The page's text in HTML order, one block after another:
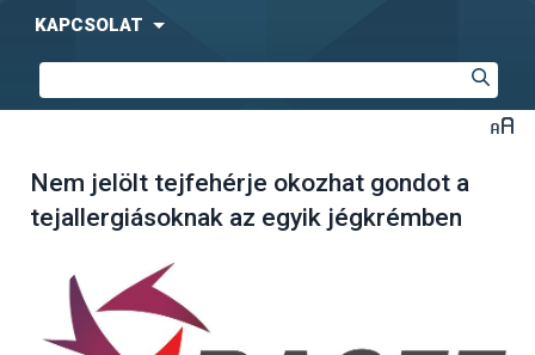
KAPCSOLAT
Nem jelölt tejfehérje okozhat gondot a
tejallergiásoknak az egyik jégkrémben